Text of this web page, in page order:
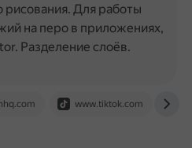
www.tiktok.com
Для работы
на перо в приложениях,
Разделение слоёв.